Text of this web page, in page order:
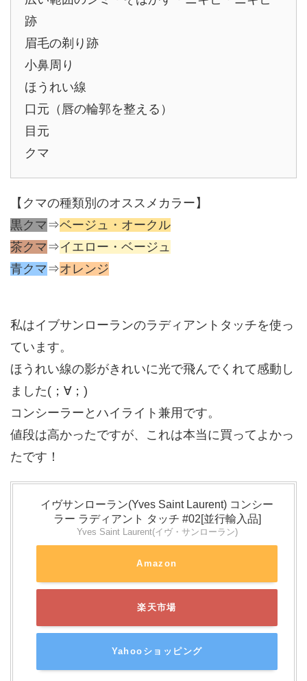
跡
眉毛の剃り跡
小鼻周り
ほうれい線
口元（唇の輪郭を整える）
目元
クマ
【クマの種類別のオススメカラー】
黒クマ ⇒ベージュ・オークル
茶クマ⇒イエロー・ベージュ
青クマ⇒オレンジ
私はイブサンローランのラディアントタッチを使っ
ています。
ほうれい線の影がきれいに光で飛んでくれて感動し
ました(；∀；)
コンシーラーとハイライト兼用です。
値段は高かったですが、これは本当に買ってよかっ
たです！
イヴサンローラン(Yves Saint Laurent) コンシー
ラー ラディアント タッチ #02[並行輸入品]
Yves Saint Laurent(イヴ・サンローラン)
Amazon
楽天市場
Yahooショッピング